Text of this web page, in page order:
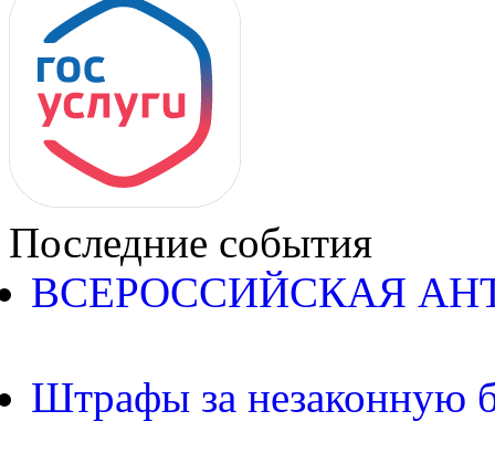
Последние события
ВСЕРОССИЙСКАЯ
Штрафы за незаконную